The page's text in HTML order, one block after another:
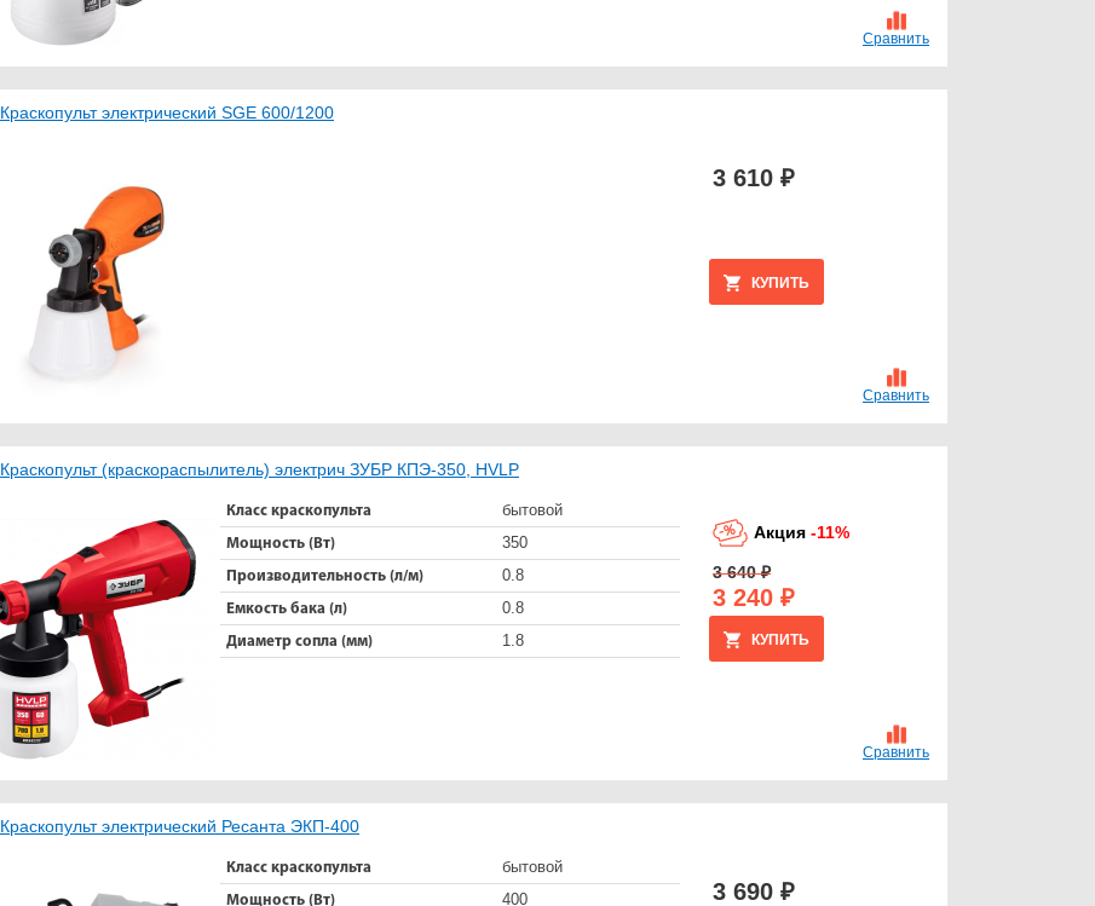
Сравнить
Сравнить
Краскопульт электрический SGE 600/1200
КУПИТЬ
3 610 ₽
Сравнить
Краскопульт (краскораспылитель) электрич ЗУБР КПЭ-350, HVLP
Класс краскопульта бытовой
Мощность (Вт) 350
Производительность (л/м) 0.8
Емкость бака (л) 0.8
Диаметр сопла (мм) 1.8 КУПИТЬ
Акция -11%
3 640 ₽
3 240 ₽
Краскопульт электрический Ресанта ЭКП-400
Класс краскопульта бытовой
Мощность (Вт) 400 3 690 ₽